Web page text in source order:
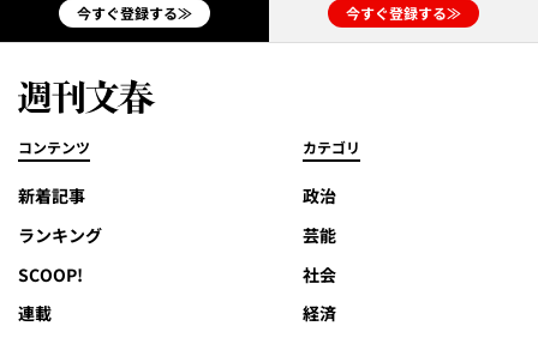
今すぐ登録する≫ 今すぐ登録する≫
コンテンツ
新着記事
ランキング
SCOOP!
連載
カテゴリ
政治
芸能
社会
経済